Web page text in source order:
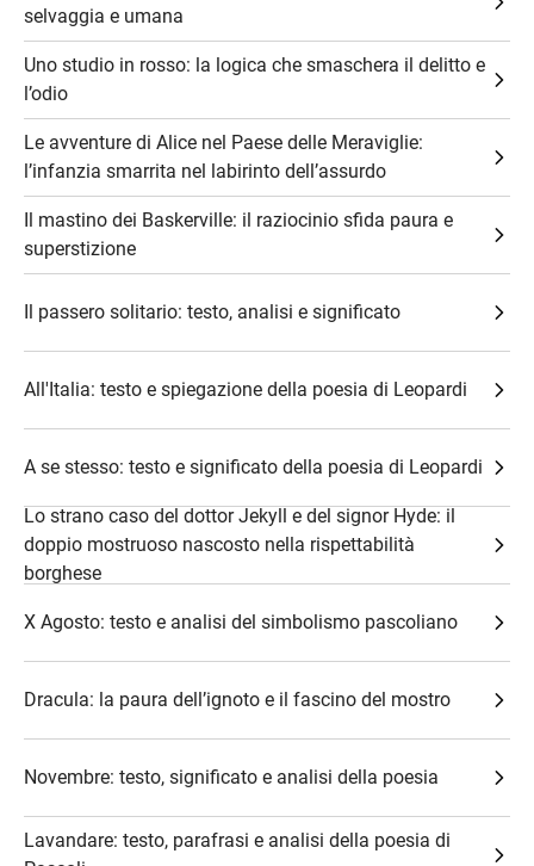
selvaggia e umana
Uno studio in rosso: la logica che smaschera il delitto e
l’odio
Le avventure di Alice nel Paese delle Meraviglie:
l’infanzia smarrita nel labirinto dell’assurdo
Il mastino dei Baskerville: il raziocinio sfida paura e
superstizione
Il passero solitario: testo, analisi e significato
All'Italia: testo e spiegazione della poesia di Leopardi
A se stesso: testo e significato della poesia di Leopardi
Lo strano caso del dottor Jekyll e del signor Hyde: il
doppio mostruoso nascosto nella rispettabilità
borghese
X Agosto: testo e analisi del simbolismo pascoliano
Dracula: la paura dell’ignoto e il fascino del mostro
Novembre: testo, significato e analisi della poesia
Lavandare: testo, parafrasi e analisi della poesia di